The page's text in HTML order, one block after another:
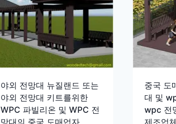
야외 전망대 뉴질랜드 또는
야외 전망대 키트를위한
WPC 파빌리온 및 WPC 전
중국 도
대 및
wpc 전